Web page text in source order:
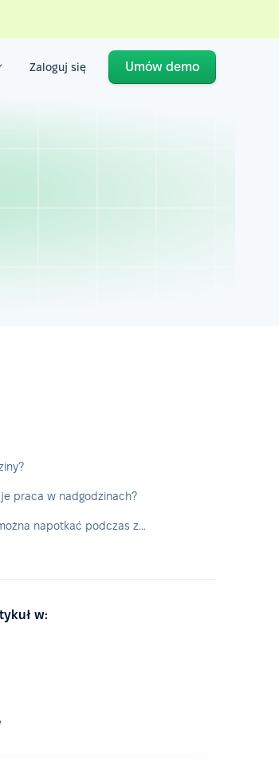
Zaloguj się Umów demo
praca w nadgodzinach?
Jakie wyzwania można napotkać podczas zarządzania nadgodzinami?
w: